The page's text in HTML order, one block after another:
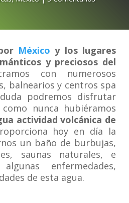
México y los lugares
y preciosos del
con numerosos
balnearios y centros spa
podremos disfrutar
nunca hubiéramos
actividad volcánica de
hoy en día la
un baño de burbujas,
saunas naturales, e
enfermedades,
de esta agua.